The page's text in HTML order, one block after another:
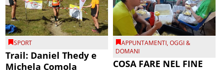
SPORT
Trail: Daniel Thedy e
Michela Comola
APPUNTAMENTI,OGGI &
DOMANI
COSA FARE NEL FINE